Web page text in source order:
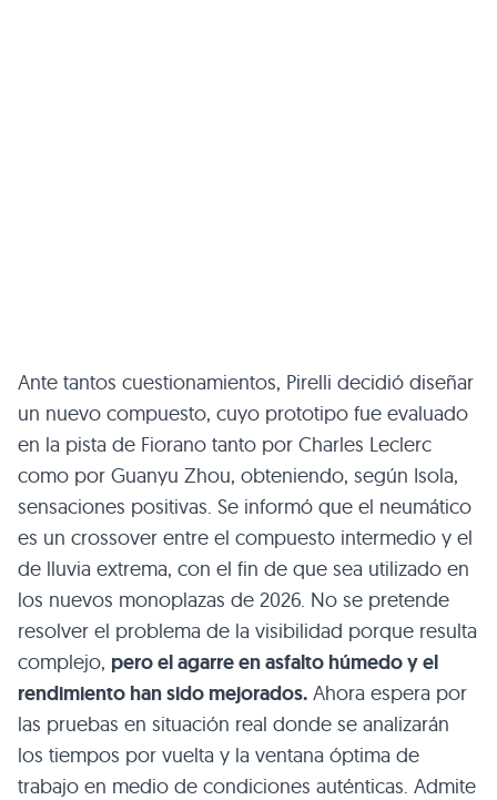
Ante tantos cuestionamientos, Pirelli decidió diseñar
un nuevo compuesto, cuyo prototipo fue evaluado
en la pista de Fiorano tanto por Charles Leclerc
como por Guanyu Zhou, obteniendo, según Isola,
sensaciones positivas. Se informó que el neumático
es un crossover entre el compuesto intermedio y el
de lluvia extrema, con el fin de que sea utilizado en
los nuevos monoplazas de 2026. No se pretende
resolver el problema de la visibilidad porque resulta
complejo, pero el agarre en asfalto húmedo y el
rendimiento han sido mejorados. Ahora espera por
las pruebas en situación real donde se analizarán
los tiempos por vuelta y la ventana óptima de
trabajo en medio de condiciones auténticas. Admite